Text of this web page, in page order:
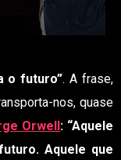
o futuro”. A frase,
nos, quase
Orwell: “Aquele
Aquele que